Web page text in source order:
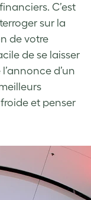
C’est
sur la
de votre
de se laisser
d’un
et penser